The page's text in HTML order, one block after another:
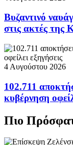
Βυζαντινό
στις ακτές της
4 Αυγούστου 2026
102.711
κυβέρνηση
Πιο